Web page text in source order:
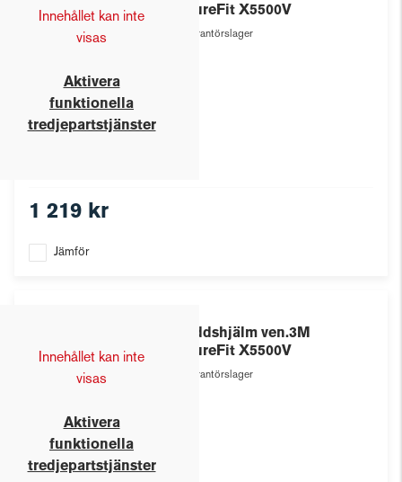
Innehållet kan inte
visas
Aktivera
funktionella
tredjepartstjänster
SecureFit X5500V
Leverantörslager
1 219 kr
Jämför
Innehållet kan inte
visas
Aktivera
funktionella
tredjepartstjänster
Skyddshjälm ven.3M
SecureFit X5500V
Leverantörslager